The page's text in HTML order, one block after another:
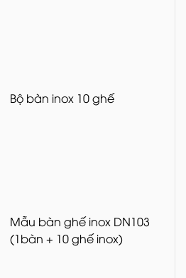
Bộ bàn inox 10 ghế
Mẫu bàn ghế inox DN103
(1bàn + 10 ghế inox)